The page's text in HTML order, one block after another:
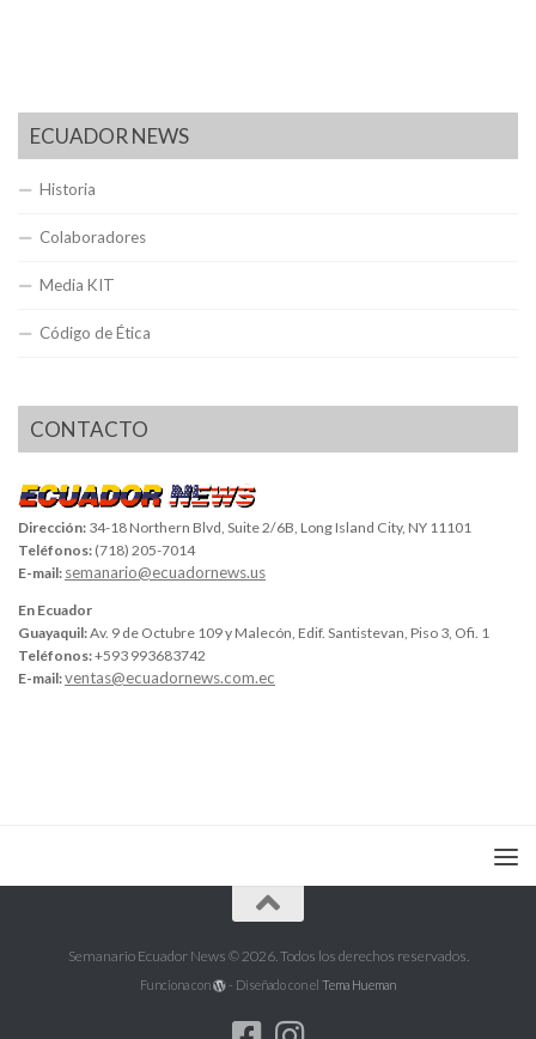
ECUADOR NEWS
Historia
Colaboradores
Media KIT
Código de Ética
CONTACTO
Dirección: 34-18 Northern Blvd, Suite 2/6B, Long Island City, NY 11101
Teléfonos: (718) 205-7014
E-mail: semanario@ecuadornews.us
En Ecuador
Guayaquil:Av. 9 de Octubre 109 y Malecón, Edif. Santistevan, Piso 3, Ofi. 1
Teléfonos:+593 993683742
E-mail:ventas@ecuadornews.com.ec
Semanario Ecuador News © 2026. Todos los derechos reservados.
Funciona con - Diseñado con el Tema Hueman